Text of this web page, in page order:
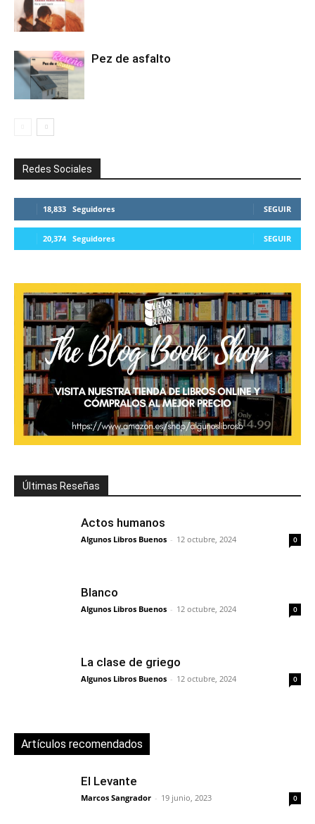
Pez de asfalto
Redes Sociales
18,833 Seguidores SEGUIR
20,374 Seguidores SEGUIR
Últimas Reseñas
Actos humanos
Algunos Libros Buenos - 12 octubre, 2024 0
Blanco
Algunos Libros Buenos - 12 octubre, 2024 0
La clase de griego
Algunos Libros Buenos - 12 octubre, 2024 0
Artículos recomendados
El Levante
Marcos Sangrador - 19 junio, 2023 0